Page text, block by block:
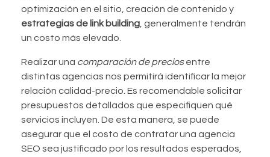
optimización en el sitio, creación de contenido y
estrategias de link building , generalmente tendrán
un costo más elevado.
Realizar una comparación de preciosentre
distintas agencias nos permitirá identificar la mejor
relación calidad-precio. Es recomendable solicitar
presupuestos detallados que especifiquen qué
servicios incluyen. De esta manera, se puede
asegurar que el costo de contratar una agencia
SEO sea justificado por los resultados esperados,